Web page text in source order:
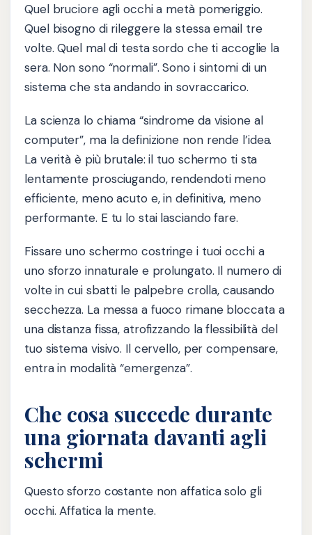
Quel bruciore agli occhi a metà pomeriggio.
Quel bisogno di rileggere la stessa email tre
volte. Quel mal di testa sordo che ti accoglie la
sera. Non sono “normali”. Sono i sintomi di un
sistema che sta andando in sovraccarico.
La scienza lo chiama “sindrome da visione al
computer”, ma la definizione non rende l’idea.
La verità è più brutale: il tuo schermo ti sta
lentamente prosciugando, rendendoti meno
efficiente, meno acuto e, in definitiva, meno
performante. E tu lo stai lasciando fare.
Fissare uno schermo costringe i tuoi occhi a
uno sforzo innaturale e prolungato. Il numero di
volte in cui sbatti le palpebre crolla, causando
secchezza. La messa a fuoco rimane bloccata a
una distanza fissa, atrofizzando la flessibilità del
tuo sistema visivo. Il cervello, per compensare,
entra in modalità “emergenza”.
Che cosa succede durante
una giornata davanti agli
schermi
Questo sforzo costante non affatica solo gli
occhi. Affatica la mente.